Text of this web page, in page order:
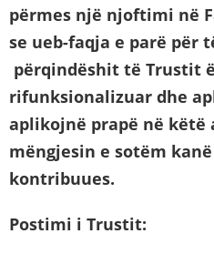
përmes një njoftimi në
se ueb-faqja e parë për
përqindëshit të Trustit
rifunksionalizuar dhe
aplikojnë prapë në këtë
mëngjesin e sotëm
kontribuues.
Postimi i Trustit: